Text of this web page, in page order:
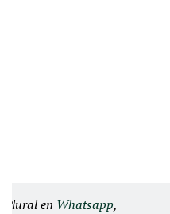
Plural en Whatsapp,